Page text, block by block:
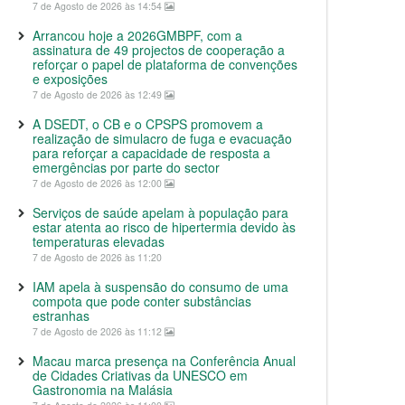
7 de Agosto de 2026 às 14:54
Arrancou hoje a 2026GMBPF, com a
assinatura de 49 projectos de cooperação a
reforçar o papel de plataforma de convenções
e exposições
7 de Agosto de 2026 às 12:49
A DSEDT, o CB e o CPSPS promovem a
realização de simulacro de fuga e evacuação
para reforçar a capacidade de resposta a
emergências por parte do sector
7 de Agosto de 2026 às 12:00
Serviços de saúde apelam à população para
estar atenta ao risco de hipertermia devido às
temperaturas elevadas
7 de Agosto de 2026 às 11:20
IAM apela à suspensão do consumo de uma
compota que pode conter substâncias
estranhas
7 de Agosto de 2026 às 11:12
Macau marca presença na Conferência Anual
de Cidades Criativas da UNESCO em
Gastronomia na Malásia